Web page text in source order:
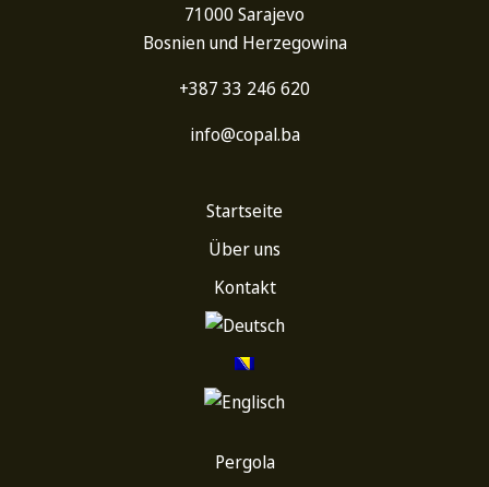
71000 Sarajevo
Bosnien und Herzegowina
+387 33 246 620
info@copal.ba
Startseite
Über uns
Kontakt
Pergola